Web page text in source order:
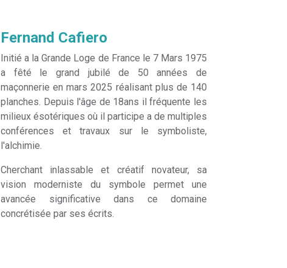
Fernand Cafiero
Initié a la Grande Loge de France le 7 Mars 1975
a fêté le grand jubilé de 50 années de
maçonnerie en mars 2025 réalisant plus de 140
planches. Depuis l'âge de 18ans il fréquente les
milieux ésotériques où il participe a de multiples
conférences et travaux sur le symboliste,
l'alchimie.
Cherchant inlassable et créatif novateur, sa
vision moderniste du symbole permet une
avancée significative dans ce domaine
concrétisée par ses écrits.